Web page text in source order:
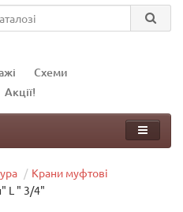
Схеми
Акції!
Крани муфтові
L " 3/4"